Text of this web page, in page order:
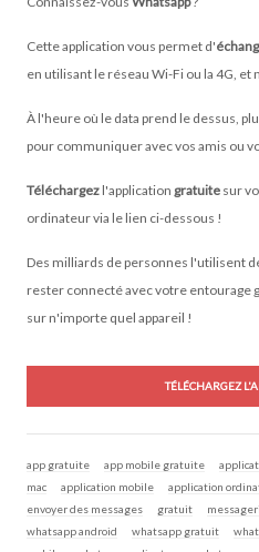
Cette application vous permet d'
en utilisant le réseau Wi-Fi ou la 4G,
À l'heure où le data prend le dessus,
pour communiquer avec vos amis ou
Téléchargez l'application gratuite sur
ordinateur via le lien ci-dessous !
Des milliards de personnes l'utilisent
rester connecté avec votre entourage
sur n'importe quel appareil !
TÉLÉCHARGEZ
app gratuite app mobile gratuite
mac
application mobile application
envoyer des messages
gratuit
whatsapp android
whatsapp gratuit